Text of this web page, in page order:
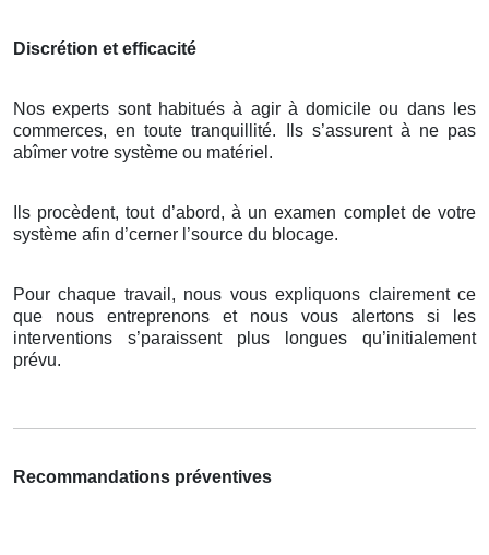
Discrétion et efficacité
Nos experts sont habitués à agir à domicile ou dans les
commerces, en toute tranquillité. Ils s’assurent à ne pas
abîmer votre système ou matériel.
Ils procèdent, tout d’abord, à un examen complet de votre
système afin d’cerner l’source du blocage.
Pour chaque travail, nous vous expliquons clairement ce
que nous entreprenons et nous vous alertons si les
interventions s’paraissent plus longues qu’initialement
prévu.
Recommandations préventives